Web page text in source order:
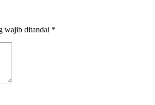
wajib ditandai *